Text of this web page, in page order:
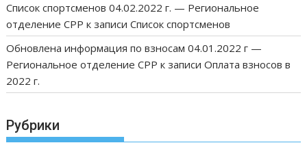
Список спортсменов 04.02.2022 г. — Региональное
отделение СРР к записиСписок спортсменов
Обновлена информация по взносам 04.01.2022 г —
Региональное отделение СРР к записиОплата взносов в
2022 г.
Рубрики